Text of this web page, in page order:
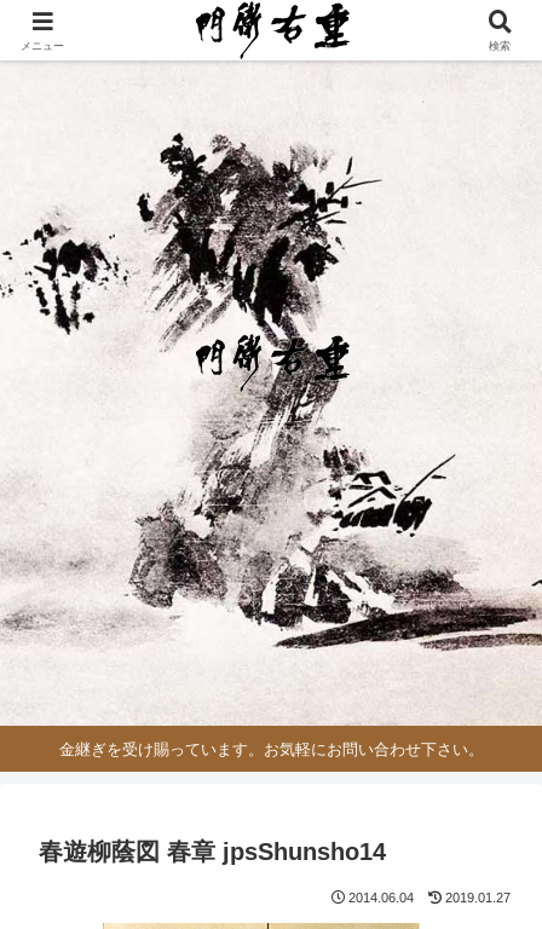
金継ぎを受け賜っています。お気軽にお問い合わせ下さい。
春遊柳蔭図 春章 jpsShunsho14
2014.06.04 2019.01.27
メニュー 検索